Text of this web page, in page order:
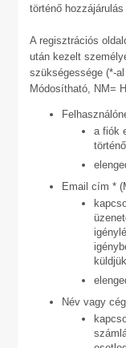
történő
A regisztrációs
után kezelt
szükségessége (*-
Módosítható, NM=
a fiók
Email cím *
küldjük
Név vagy